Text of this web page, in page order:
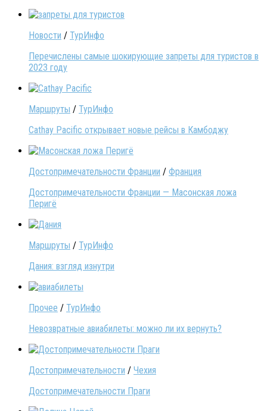
Новости / ТурИнфо
Перечислены самые шокирующие запреты для туристов в
2023 году
Маршруты / ТурИнфо
Cathay Pacific открывает новые рейсы в Камбоджу
Достопримечательности Франции / Франция
Достопримечательности Франции — Масонская ложа
Перигё
Маршруты / ТурИнфо
Дания: взгляд изнутри
Прочее / ТурИнфо
Невозвратные авиабилеты: можно ли их вернуть?
Достопримечательности / Чехия
Достопримечательности Праги